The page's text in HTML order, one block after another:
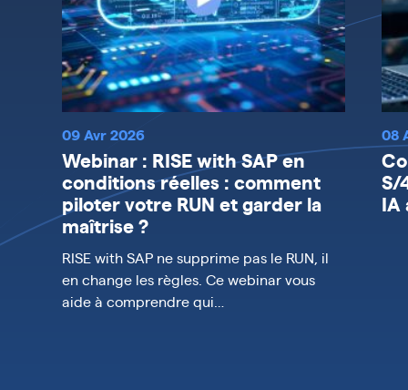
09 Avr 2026
Webinar : RISE with SAP en
conditions réelles : comment
piloter votre RUN et garder la
maîtrise ?
RISE with SAP ne supprime pas le RUN, il
en change les règles. Ce webinar vous
aide à comprendre qui…
08
S/
IA